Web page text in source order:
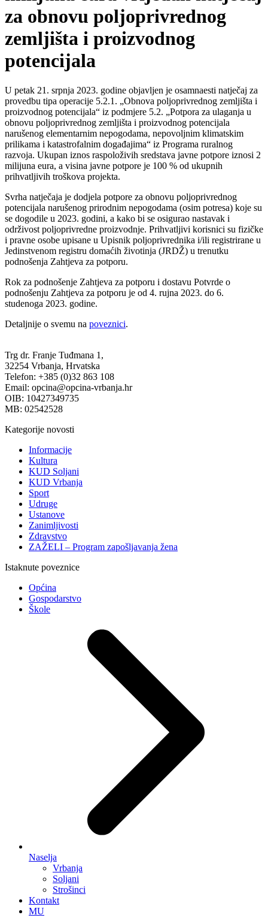
za obnovu poljoprivrednog
zemljišta i proizvodnog
potencijala
U petak 21. srpnja 2023. godine objavljen je osamnaesti natječaj za
provedbu tipa operacije 5.2.1. „Obnova poljoprivrednog zemljišta i
proizvodnog potencijala“ iz podmjere 5.2. „Potpora za ulaganja u
obnovu poljoprivrednog zemljišta i proizvodnog potencijala
narušenog elementarnim nepogodama, nepovoljnim klimatskim
prilikama i katastrofalnim događajima“ iz Programa ruralnog
razvoja. Ukupan iznos raspoloživih sredstava javne potpore iznosi 2
milijuna eura, a visina javne potpore je 100 % od ukupnih
prihvatljivih troškova projekta.
Svrha natječaja je dodjela potpore za obnovu poljoprivrednog
potencijala narušenog prirodnim nepogodama (osim potresa) koje su
se dogodile u 2023. godini, a kako bi se osigurao nastavak i
održivost poljoprivredne proizvodnje. Prihvatljivi korisnici su fizičke
i pravne osobe upisane u Upisnik poljoprivrednika i/ili registrirane u
Jedinstvenom registru domaćih životinja (JRDŽ) u trenutku
podnošenja Zahtjeva za potporu.
Rok za podnošenje Zahtjeva za potporu i dostavu Potvrde o
podnošenju Zahtjeva za potporu je od 4. rujna 2023. do 6.
studenoga 2023. godine.
Detaljnije o svemu na poveznici.
Trg dr. Franje Tuđmana 1,
32254 Vrbanja, Hrvatska
Telefon: +385 (0)32 863 108
Email: opcina@opcina-vrbanja.hr
OIB: 10427349735
MB: 02542528
Kategorije novosti
Informacije
Kultura
KUD Soljani
KUD Vrbanja
Sport
Udruge
Ustanove
Zanimljivosti
Zdravstvo
ZAŽELI – Program zapošljavanja žena
Istaknute poveznice
Općina
Gospodarstvo
Škole
Naselja
Vrbanja
Soljani
Strošinci
Kontakt
MU